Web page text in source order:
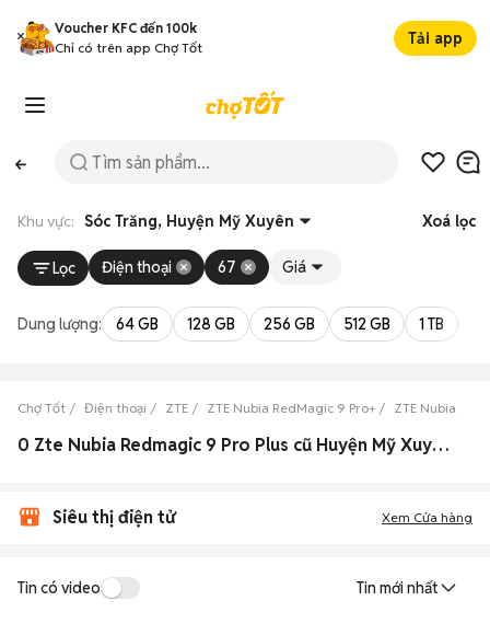
Voucher KFC đến 100k
Chỉ có trên app Chợ Tốt
Tải app
Khu vực: Sóc Trăng, Huyện Mỹ Xuyên Xoá lọc
Lọc Điện thoại 67 Giá
Dung lượng: 64 GB 128 GB 256 GB 512 GB 1 TB
Chợ Tốt Điện thoại ZTE ZTE Nubia RedMagic 9 Pro+ ZTE Nubia
0 Zte Nubia Redmagic 9 Pro Plus cũ Huyện Mỹ Xuyên, Sóc Trăng đẹp
Siêu thị điện tử Xem Cửa hàng
Tin có video Tin mới nhất